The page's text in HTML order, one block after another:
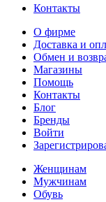
Контакты
О фирме
Доставка и
Обмен и
Магазины
Помощь
Контакты
Блог
Бренды
Войти
Женщинам
Мужчинам
Обувь